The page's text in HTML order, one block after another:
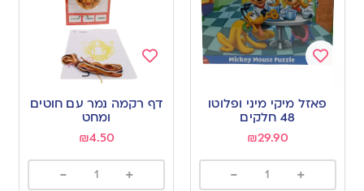
to
wishlist
פאזל מיקי מיני ופלוטו
48 חלקים
₪29.90
+
-
to
wishlist
דף רקמה נמר עם חוטים
ומחט
₪4.50
+
-